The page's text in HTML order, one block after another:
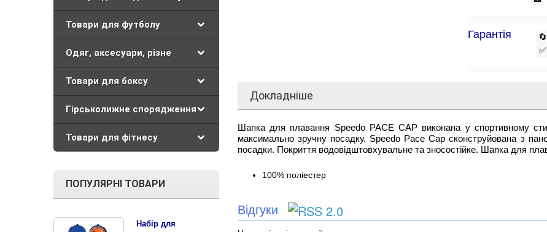
Товари для футболу
Одяг, аксесуари, різне
Товари для боксу
Гірськолижне спорядження
Товари для фітнесу
ПОПУЛЯРНІ ТОВАРИ
Набір для
Гарантія 🔄
✅
Докладніше
Шапка для плавання Speedo PACE CAP виконана у спортивному
максимально зручну посадку. Speedo Pace Cap сконструйована з
посадки. Покриття водовідштовхувальне та зносостійке. Шапка для
100% поліестер
Відгуки